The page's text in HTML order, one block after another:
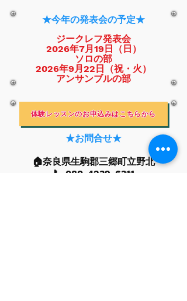
★今年の発表会の予定★
ジークレフ発表会
2026年7月19日（日）
ソロの部
2026年9月22日（祝・火）
​アンサンブルの部
体験レッスンのお申込みはこちらから
★お問合せ★
​🏠奈良県生駒郡三郷町立野北
​📞 080-4239-6311